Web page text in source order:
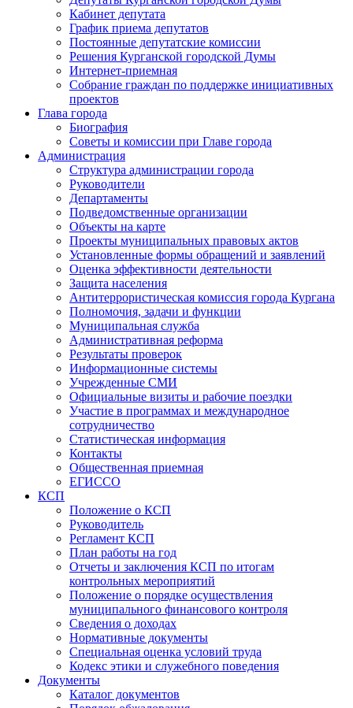
Кабинет депутата
График приема депутатов
Постоянные депутатские комиссии
Решения Курганской городской Думы
Интернет-приемная
Собрание граждан по поддержке инициативных
проектов
Глава города
Биография
Советы и комиссии при Главе города
Администрация
Структура администрации города
Руководители
Департаменты
Подведомственные организации
Объекты на карте
Проекты муниципальных правовых актов
Установленные формы обращений и заявлений
Оценка эффективности деятельности
Защита населения
Антитеррористическая комиссия города Кургана
Полномочия, задачи и функции
Муниципальная служба
Административная реформа
Результаты проверок
Информационные системы
Учрежденные СМИ
Официальные визиты и рабочие поездки
Участие в программах и международное
сотрудничество
Статистическая информация
Контакты
Общественная приемная
ЕГИССО
КСП
Положение о КСП
Руководитель
Регламент КСП
План работы на год
Отчеты и заключения КСП по итогам
контрольных мероприятий
Положение о порядке осуществления
муниципального финансового контроля
Сведения о доходах
Нормативные документы
Специальная оценка условий труда
Кодекс этики и служебного поведения
Документы
Каталог документов